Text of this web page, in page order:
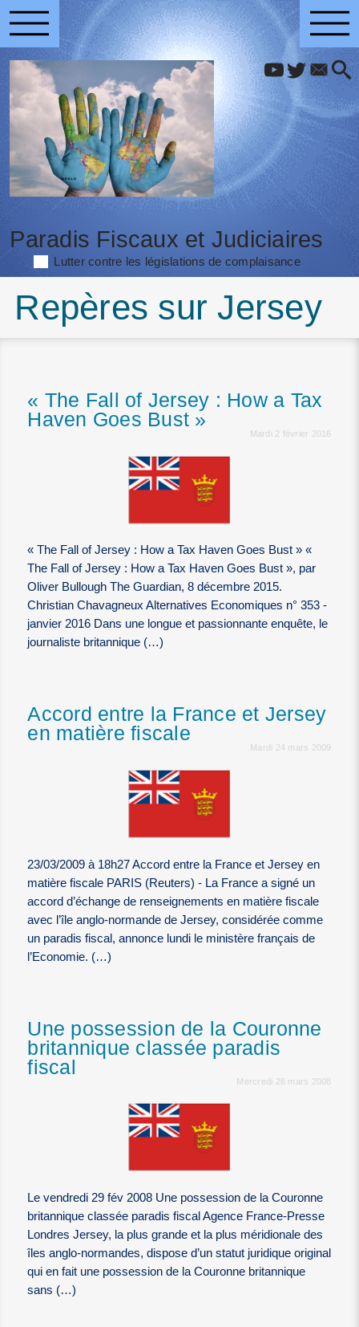
Paradis Fiscaux et Judiciaires
Lutter contre les législations de complaisance
Repères sur Jersey
« The Fall of Jersey : How a Tax
Haven Goes Bust »
Mardi 2 février 2016
« The Fall of Jersey : How a Tax Haven Goes Bust » «
The Fall of Jersey : How a Tax Haven Goes Bust », par
Oliver Bullough The Guardian, 8 décembre 2015.
Christian Chavagneux Alternatives Economiques n° 353 -
janvier 2016 Dans une longue et passionnante enquête, le
journaliste britannique (…)
Accord entre la France et Jersey
en matière fiscale
Mardi 24 mars 2009
23/03/2009 à 18h27 Accord entre la France et Jersey en
matière fiscale PARIS (Reuters) - La France a signé un
accord d’échange de renseignements en matière fiscale
avec l’île anglo-normande de Jersey, considérée comme
un paradis fiscal, annonce lundi le ministère français de
l’Economie. (…)
Une possession de la Couronne
britannique classée paradis
fiscal
Mercredi 26 mars 2008
Le vendredi 29 fév 2008 Une possession de la Couronne
britannique classée paradis fiscal Agence France-Presse
Londres Jersey, la plus grande et la plus méridionale des
îles anglo-normandes, dispose d’un statut juridique original
qui en fait une possession de la Couronne britannique
sans (…)